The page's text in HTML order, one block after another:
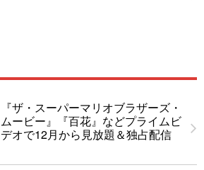
『ザ・スーパーマリオブラザーズ・
ムービー』『百花』などプライムビ
デオで12月から見放題＆独占配信